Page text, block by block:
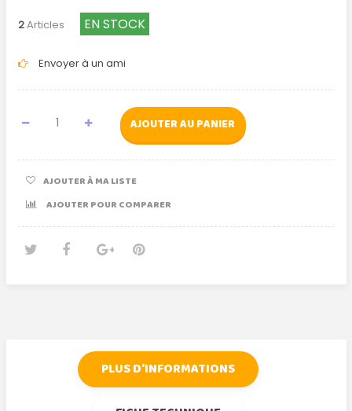
2Articles EN STOCK
Envoyer à un ami
AJOUTER AU PANIER
AJOUTER À MA LISTE
AJOUTER POUR COMPARER
PLUS D'INFORMATIONS